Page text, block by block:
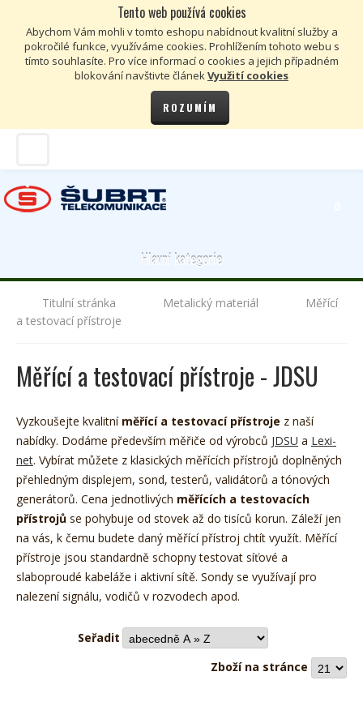
Tento web používá cookies
Abychom Vám mohli v tomto eshopu nabídnout kvalitní služby a
pokročilé funkce, využíváme cookies. Prohlížením tohoto webu s
tímto souhlasíte. Pro více informací o cookies a jejich případném
blokování navštivte článekVyužití cookies
ROZUMÍM
€
Hlavní kategorie
Titulní stránka Metalický materiál
Měřící
a testovací přístroje
Měřící a testovací přístroje - JDSU
Vyzkoušejte kvalitní měřící a testovací přístroje z naší
nabídky. Dodáme především měřiče od výrobců JDSU a Lexi-
net. Vybírat můžete z klasických měřících přístrojů doplněných
přehledným displejem, sond, testerů, validátorů a tónových
generátorů. Cena jednotlivých měřících a testovacích
přístrojů se pohybuje od stovek až do tisíců korun. Záleží jen
na vás, k čemu budete daný měřící přístroj chtít využít. Měřící
přístroje jsou standardně schopny testovat síťové a
slaboproudé kabeláže i aktivní sítě. Sondy se využívají pro
nalezení signálu, vodičů v rozvodech apod.
Seřadit
Zboží na stránce